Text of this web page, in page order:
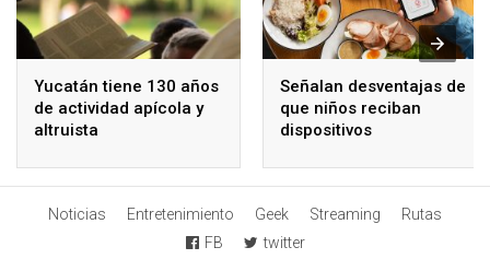
Yucatán tiene 130 años
de actividad apícola y
altruista
Señalan desventajas de
que niños reciban
dispositivos
Noticias Entretenimiento Geek Streaming
Rutas
FB
twitter